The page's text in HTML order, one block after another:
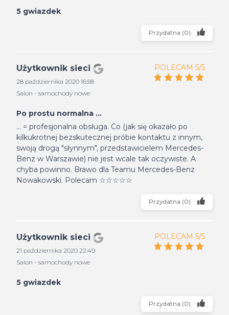
5 gwiazdek
Przydatna (0)
Użytkownik sieci
28 października 2020 16:58
Salon - samochody nowe
POLECAM 5/5
Po prostu normalna ...
... = profesjonalna obsługa. Co (jak się okazało po
kilkukrotnej bezskutecznej próbie kontaktu z innym,
swoją drogą "słynnym", przedstawicielem Mercedes-
Benz w Warszawie) nie jest wcale tak oczywiste. A
chyba powinno. Brawo dla Teamu Mercedes-Benz
Nowakowski. Polecam ☆☆☆☆☆
Przydatna (0)
Użytkownik sieci
21 października 2020 22:49
Salon - samochody nowe
POLECAM 5/5
5 gwiazdek
Przydatna (0)